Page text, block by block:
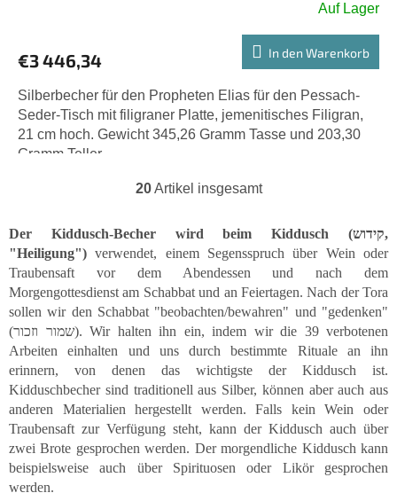
Auf Lager
€3 446,34 In den Warenkorb
Silberbecher für den Propheten Elias für den Pessach-
Seder-Tisch mit filigraner Platte, jemenitisches Filigran,
21 cm hoch. Gewicht 345,26 Gramm Tasse und 203,30
Gramm Teller.
S
e
u
e
r
e
l
e
m
e
n
t
e
d
e
r
20Artikel insgesamt
Der Kiddusch-Becher wird beim Kiddusch (קידוש,
"Heiligung") verwendet, einem Segensspruch über Wein oder
Traubensaft vor dem Abendessen und nach dem
Morgengottesdienst am Schabbat und an Feiertagen. Nach der Tora
sollen wir den Schabbat "beobachten/bewahren" und "gedenken"
(שמור וזכור). Wir halten ihn ein, indem wir die 39 verbotenen
Arbeiten einhalten und uns durch bestimmte Rituale an ihn
erinnern, von denen das wichtigste der Kiddusch ist.
Kidduschbecher sind traditionell aus Silber, können aber auch aus
anderen Materialien hergestellt werden. Falls kein Wein oder
Traubensaft zur Verfügung steht, kann der Kiddusch auch über
zwei Brote gesprochen werden. Der morgendliche Kiddusch kann
beispielsweise auch über Spirituosen oder Likör gesprochen
werden.